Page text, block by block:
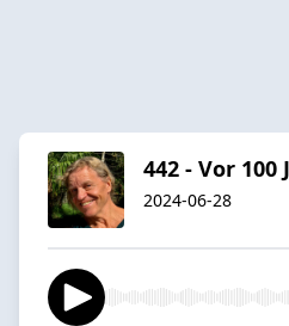
442 - Vor 100
2024-06-28